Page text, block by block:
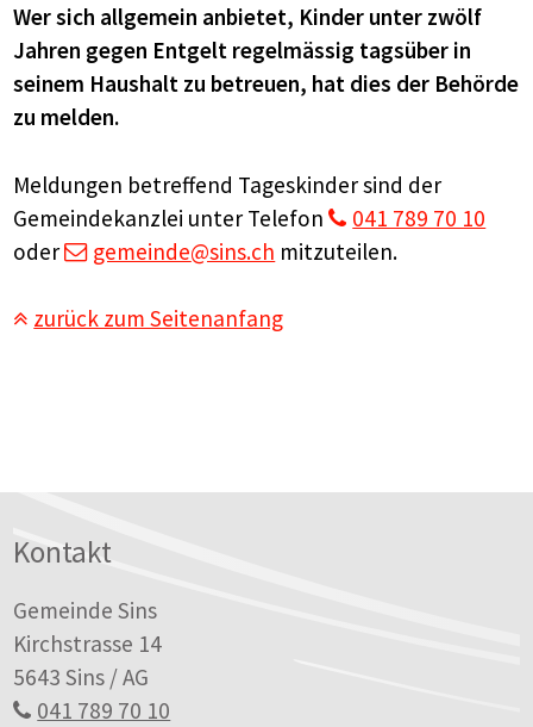
Wer sich allgemein anbietet, Kinder unter zwölf
Jahren gegen Entgelt regelmässig tagsüber in
seinem Haushalt zu betreuen, hat dies der Behörde
zu melden.
Meldungen betreffend Tageskinder sind der
Gemeindekanzlei unter Telefon
041 789 70 10
oder
gemeinde@sins.ch mitzuteilen.
zurück zum Seitenanfang
Kontakt
Gemeinde Sins
Kirchstrasse 14
5643 Sins / AG
041 789 70 10